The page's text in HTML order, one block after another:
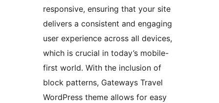
responsive, ensuring that your site
delivers a consistent and engaging
user experience across all devices,
which is crucial in today’s mobile-
first world. With the inclusion of
block patterns, Gateways Travel
WordPress theme allows for easy